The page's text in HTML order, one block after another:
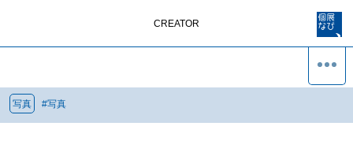
CREATOR
写真 #写真